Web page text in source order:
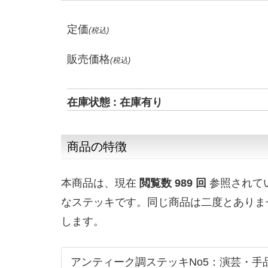
定価(税込)
販売価格(税込)
在庫状態 : 在庫有り
商品の特徴
本商品は、現在 閲覧数 989 回 参照されて
なステッキです。同じ商品は二度とあり
します。
アンティーク調ステッキNo5：演芸・